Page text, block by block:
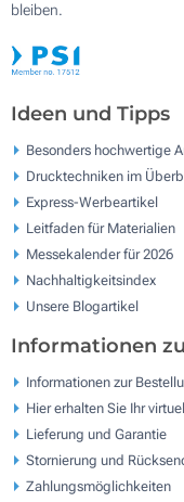
bleiben.
Ideen und Tipps
Besonders hochwertige
Drucktechniken im
Express-Werbeartikel
Leitfaden für Materialien
Messekalender für 2026
Nachhaltigkeitsindex
Unsere Blogartikel
Informationen
Informationen zur
Hier erhalten Sie Ihr
Lieferung und Garantie
Stornierung und
Zahlungsmöglichkeiten